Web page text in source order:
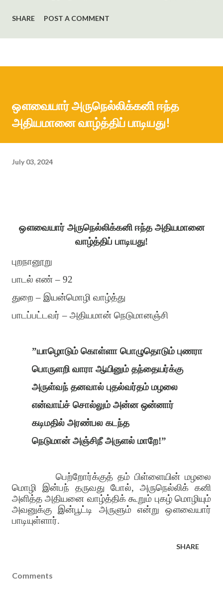
அடிப்படையாகக் கொண்டு நாவல்கள், சிறுகதைகள், கவிதைத்
தொகுப்புகள், ஆங்கில நூல்கள், கட்டுரை நூல்கள் என ஐம்பதுக்கும்
மேல்நிலைப்பள்ளியில் ஆங்கில ஆசிரியராகவும், மொழிப்
வெளியிட்டு வருகிறார். படைப்பிலக்கியத்திற்காகப் பல்வேறு
விருதுகளைப் பெற்றுள்ளார். சதுரங்கக் காய்கள் எனும் தலைப்பில்
SHARE POST A COMMENT
ஔவையார் அருநெல்லிக்கனி ஈந்த
அதியமானை வாழ்த்திப் பாடியது!
July 03, 2024
ஔவையார் அருநெல்லிக்கனி ஈந்த அதியமானை
வாழ்த்திப் பாடியது!
புறநானூறு
பாடல் எண் – 92
துறை – இயன்மொழி வாழ்த்து
பாடப்பட்டவர் – அதியமான் நெடுமானஞ்சி
”யாழொடும் கொள்ளா பொழுதொடும் புணரா
பொருளறி வாரா ஆயினும் தந்தையர்க்கு
அருள்வந் தனவால் புதல்வர்தம் மழலை
என்வாய்ச் சொல்லும் அன்ன ஒன்னார்
கடிமதில் அரண்பல கடந்த
நெடுமான் அஞ்சிநீ அருளல் மாறே!”
பெற்றோர்க்குத் தம் பிள்ளையின் மழலை
மொழி இன்பந் தருவது போல், அருநெல்லிக் கனி
அளித்த அதியனை வாழ்த்திக் கூறும் புகழ் மொழியும்
அவனுக்கு இன்பூட்டி அருளும் என்று ஔவையார்
பாடியுள்ளார்.
SHARE
Comments